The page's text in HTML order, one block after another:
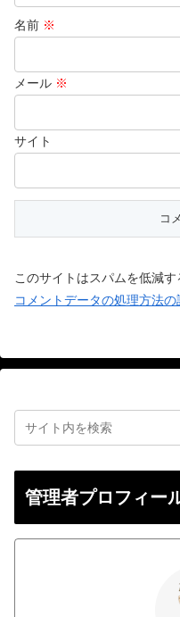
名前 ※
メール ※
サイト
このサイトはスパムを低減す
コメントデータの処理方法
管理者プロフィー